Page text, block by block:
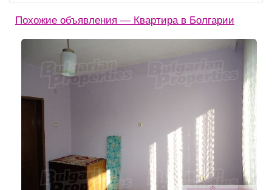
Похожие объявления — Квартира в Болгарии